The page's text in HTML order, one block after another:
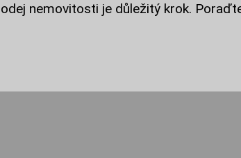
nemovitosti je důležitý krok.